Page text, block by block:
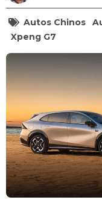
Autos Chinos
Xpeng G7